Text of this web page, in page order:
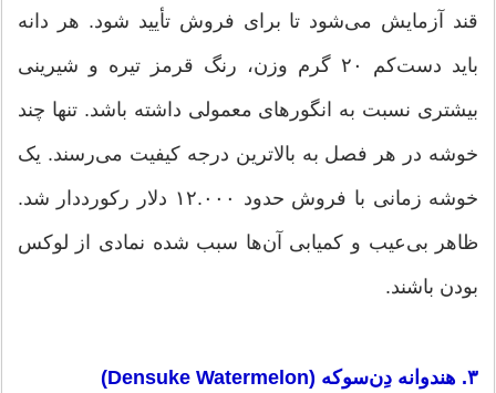
قند آزمایش می‌شود تا برای فروش تأیید شود. هر دانه
باید دست‌کم ۲۰ گرم وزن، رنگ قرمز تیره و شیرینی
بیشتری نسبت به انگورهای معمولی داشته باشد. تنها چند
خوشه در هر فصل به بالاترین درجه کیفیت می‌رسند. یک
خوشه زمانی با فروش حدود ۱۲.۰۰۰ دلار رکورددار شد.
ظاهر بی‌عیب و کمیابی آن‌ها سبب شده نمادی از لوکس
بودن باشند.
۳. هندوانه دِن‌سوکه (Densuke Watermelon)